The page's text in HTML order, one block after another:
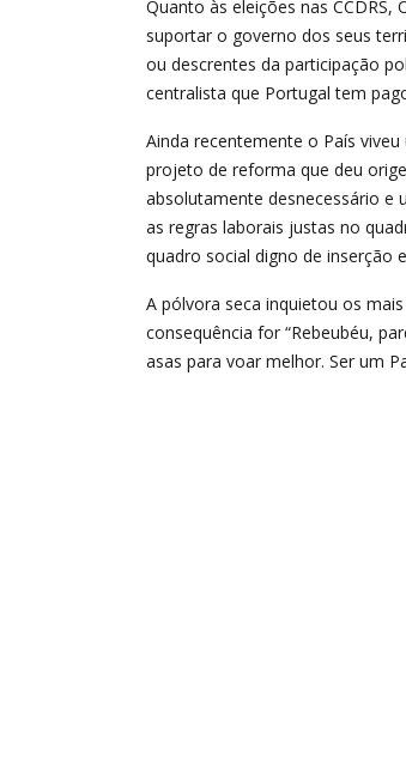
Quanto às eleições nas
suportar o governo dos seus
ou descrentes da participação
centralista que Portugal tem
Ainda recentemente o País
projeto de reforma que deu
absolutamente desnecessário e
as regras laborais justas no
quadro social digno de inserção
A pólvora seca inquietou os
consequência for “Rebeubéu,
asas para voar melhor. Ser um